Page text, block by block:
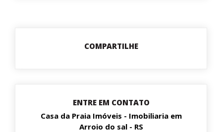
COMPARTILHE
ENTRE EM CONTATO
Casa da Praia Imóveis - Imobiliaria em
Arroio do sal - RS